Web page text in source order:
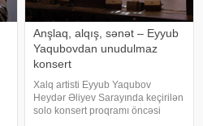
Anşlaq, alqış, sənət – Eyyub
Yaqubovdan unudulmaz
konsert
Xalq artisti Eyyub Yaqubov
Heydər Əliyev Sarayında keçirilən
solo konsert proqramı öncəsi